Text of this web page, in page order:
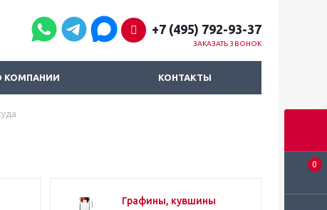
0
+7 (495) 792-93-37
ЗАКАЗАТЬ ЗВОНОК
КОМПАНИИ КОНТАКТЫ
Графины, кувшины